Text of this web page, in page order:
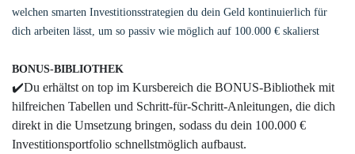
welchen smarten Investitionsstrategien du dein Geld kontinuierlich für
dich arbeiten lässt, um so passiv wie möglich auf 100.000 € skalierst
BONUS-BIBLIOTHEK
✔️Du erhältst on top im Kursbereich die BONUS-Bibliothek mit
hilfreichen Tabellen und Schritt-für-Schritt-Anleitungen, die dich
direkt in die Umsetzung bringen, sodass du dein 100.000 €
Investitionsportfolio schnellstmöglich aufbaust.